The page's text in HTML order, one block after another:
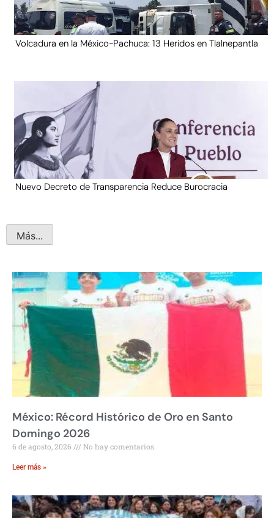
Volcadura en la México-Pachuca: 13 Heridos en Tlalnepantla
Nuevo Decreto de Transparencia Reduce Burocracia
Más...
México: Récord Histórico de Oro en Santo
Domingo 2026
6 de agosto, 2026 No hay comentarios
Leer más »